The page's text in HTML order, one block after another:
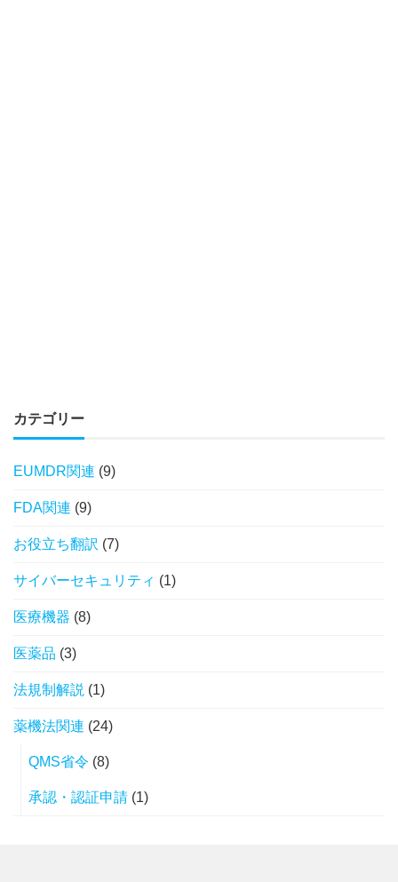
カテゴリー
EUMDR関連 (9)
FDA関連 (9)
お役立ち翻訳 (7)
サイバーセキュリティ (1)
医療機器 (8)
医薬品 (3)
法規制解説 (1)
薬機法関連 (24)
QMS省令 (8)
承認・認証申請 (1)